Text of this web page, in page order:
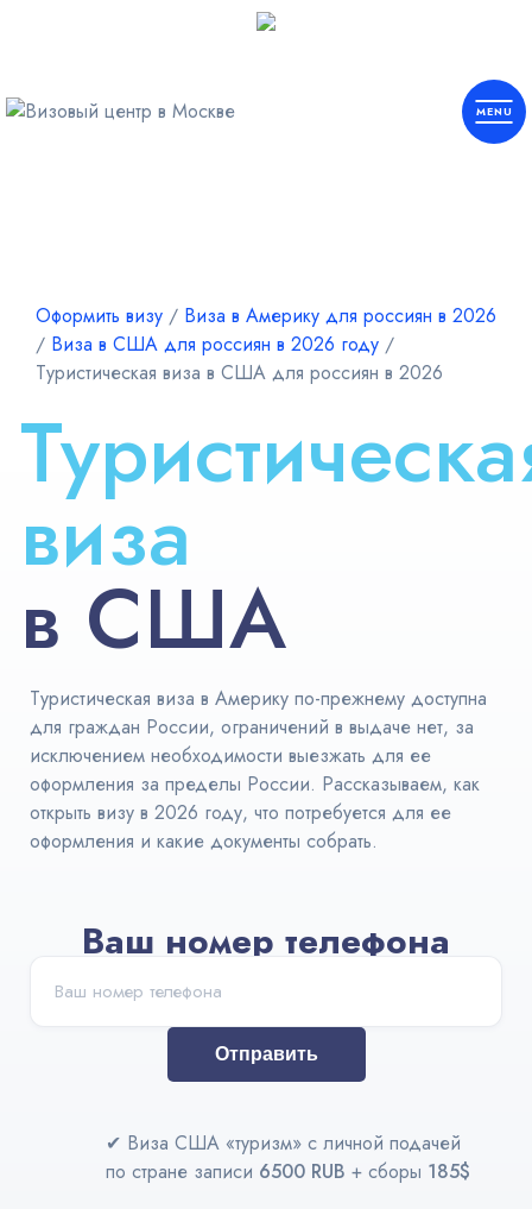
Оформить визу ∕ Виза в Америку для россиян в 2026
∕ Виза в США для россиян в 2026 году ∕
Туристическая виза в США для россиян в 2026
виза
в США
Туристическая виза в Америку по-прежнему доступна
для граждан России, ограничений в выдаче нет, за
исключением необходимости выезжать для ее
оформления за пределы России. Рассказываем, как
открыть визу в 2026 году, что потребуется для ее
оформления и какие документы собрать.
Ваш номер телефона
Отправить
✔ Виза США «туризм» с личной подачей
по стране записи 6500 RUB + сборы 185$
Америка
Африка
ВНЖ и
легализация